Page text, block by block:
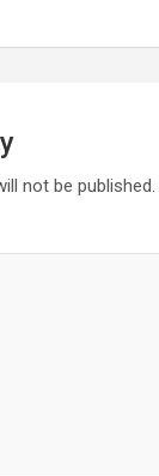
not be published.